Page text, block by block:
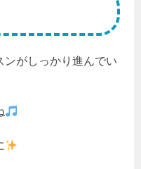
がしっかり進んでい